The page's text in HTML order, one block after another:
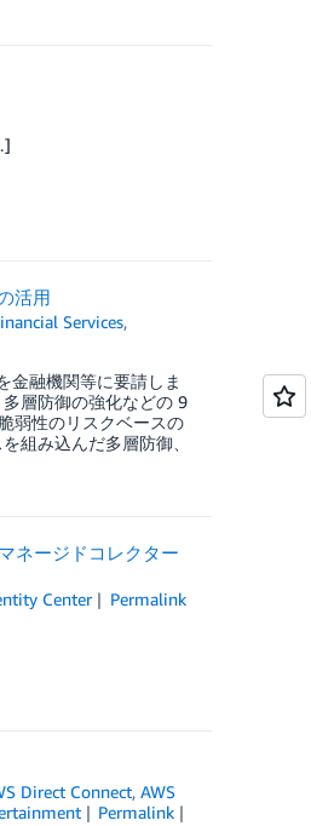
活用
Services,
金融機関等に要請しま
層防御の強化などの 9
弱性のリスクベースの
組み込んだ多層防御、
ネージドコレクター
Center
Permalink
Direct Connect,AWS
Permalink